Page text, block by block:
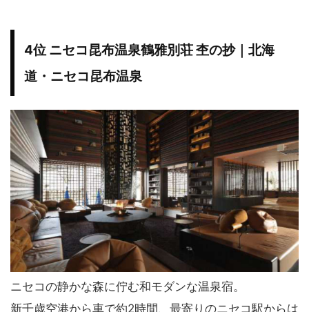
4位 ニセコ昆布温泉鶴雅別荘 杢の抄｜北海
道・ニセコ昆布温泉
ニセコの静かな森に佇む和モダンな温泉宿。
新千歳空港から車で約2時間、最寄りのニセコ駅からは